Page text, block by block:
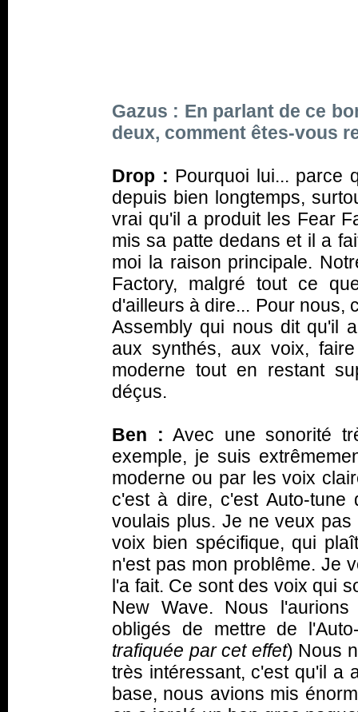
Gazus : En parlant de ce
deux, comment êtes-vous
Drop : Pourquoi lui... parce
depuis bien longtemps,
vrai qu'il a produit les Fear
mis sa patte dedans et il a
moi la raison principale.
Factory, malgré tout ce
d'ailleurs à dire... Pour nous,
Assembly qui nous dit qu'il
aux synthés, aux voix,
moderne tout en restant
déçus.
Ben : Avec une sonorité
exemple, je suis
moderne ou par les voix
c'est à dire, c'est Auto-
voulais plus. Je ne veux
voix bien spécifique, qui
n'est pas mon problême. Je
l'a fait. Ce sont des voix qui
New Wave. Nous
obligés de mettre de
trafiquée par cet effet) Nous
très intéressant, c'est qu'il a
base, nous avions mis